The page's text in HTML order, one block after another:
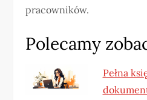
pracowników.
Polecamy
Pełna